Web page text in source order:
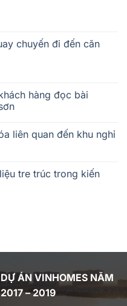
chuyến đi đến căn
hàng đọc bài
liên quan đến khu nghỉ
tre trúc trong kiến
DỰ ÁN VINHOMES NĂM
2017 – 2019